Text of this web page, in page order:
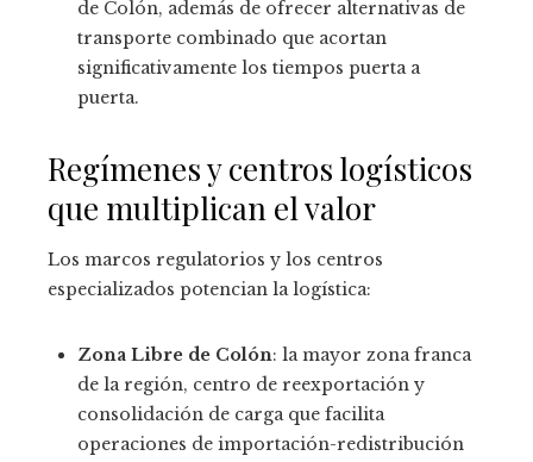
de Colón, además de ofrecer alternativas de
transporte combinado que acortan
significativamente los tiempos puerta a
puerta.
Regímenes y centros logísticos
que multiplican el valor
Los marcos regulatorios y los centros
especializados potencian la logística:
Zona Libre de Colón: la mayor zona franca
de la región, centro de reexportación y
consolidación de carga que facilita
operaciones de importación-redistribución